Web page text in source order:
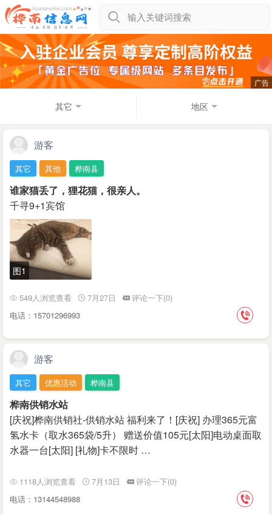
输入关键词搜索
其它 地区
游客
其它 其他 桦南县
谁家猫丢了，狸花猫，很亲人。
千寻9+1宾馆
图1
549人浏览查看 7月27日
评论一下(0)
电话：15701296993
游客
其它 优惠活动 桦南县
桦南供销水站
[庆祝]桦南供销社-供销水站 福利来了！[庆祝] 办理365元富
氢水卡（取水365袋/5升） 赠送价值105元[太阳]电动桌面取
水器一台[太阳] [礼物]卡不限时 …
1118人浏览查看 7月13日
评论一下(0)
电话：13144548988